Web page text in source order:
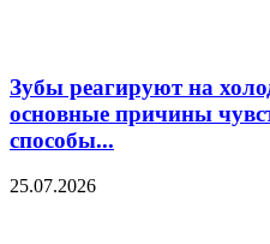
Зубы реагируют на
основные причины
способы...
25.07.2026